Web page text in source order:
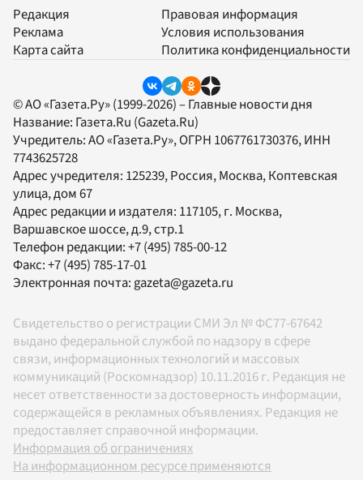
Редакция
Реклама
Карта сайта
Правовая информация
Условия использования
Политика конфиденциальности
© АО «Газета.Ру» (1999-2026) – Главные новости дня
Название: Газета.Ru (Gazeta.Ru)
Учредитель:АО «Газета.Ру», ОГРН 1067761730376, ИНН
7743625728
Адрес учредителя: 125239, Россия, Москва, Коптевская
улица, дом 67
Адрес редакции и издателя: 117105, г. Москва,
Варшавское шоссе, д.9, стр.1
Телефон редакции:+7 (495) 785-00-12
Факс:+7 (495) 785-17-01
Электронная почта: gazeta@gazeta.ru
Свидетельство о регистрации СМИ Эл № ФС77-67642
выдано федеральной службой по надзору в сфере
связи, информационных технологий и массовых
коммуникаций (Роскомнадзор) 10.11.2016 г. Редакция не
несет ответственности за достоверность информации,
содержащейся в рекламных объявлениях. Редакция не
предоставляет справочной информации.
Информация об ограничениях
На информационном ресурсе применяются